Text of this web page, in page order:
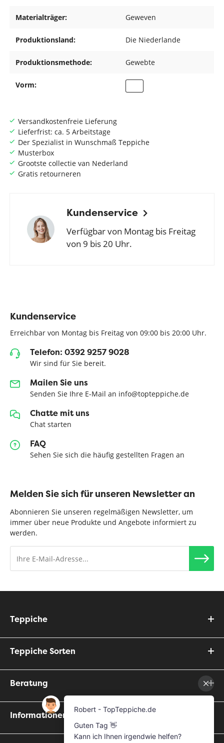
Versandkostenfreie Lieferung
Lieferfrist: ca. 5 Arbeitstage
Der Spezialist in Wunschmaß Teppiche
Musterbox
Grootste collectie van Nederland
Gratis retourneren
Kundenservice
Verfügbar von Montag bis Freitag
von 9 bis 20 Uhr.
Materialträger: Geweven
Produktionsland: Die Niederlande
Produktionsmethode: Gewebte
Vorm:
Kundenservice
Erreichbar von Montag bis Freitag von 09:00 bis 20:00 Uhr.
Telefon: 0392 9257 9028
Wir sind für Sie bereit.
Mailen Sie uns
Senden Sie Ihre E-Mail an info@topteppiche.de
Chatte mit uns
Chat starten
FAQ
Sehen Sie sich die häufig gestellten Fragen an
Melden Sie sich für unseren Newsletter an
Abonnieren Sie unseren regelmäßigen Newsletter, um
immer über neue Produkte und Angebote informiert zu
werden.
Teppiche
Teppiche Sorten
Beratung
Informationen